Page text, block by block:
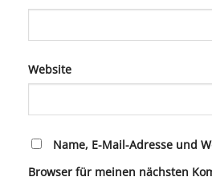
Website
Name, E-Mail-Adresse und
Browser für meinen nächsten